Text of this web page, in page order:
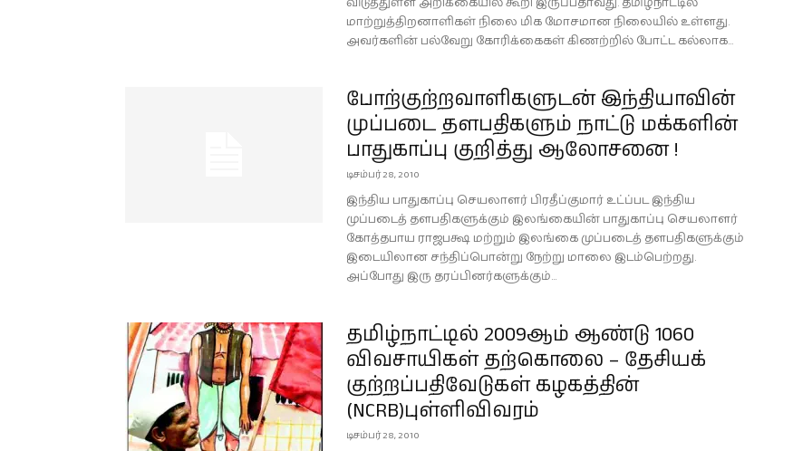
மாற்றுத்திறனாளிகள் நிலை மிக மோசமான நிலையில் உள்ளது.
அவர்களின் பல்வேறு கோரிக்கைகள் கிணற்றில் போட்ட கல்லாக...
போற்குற்றவாளிகளுடன் இந்தியாவின்
முப்படை தளபதிகளும் நாட்டு மக்களின்
பாதுகாப்பு குறித்து ஆலோசனை !
டிசம்பர் 28, 2010
இந்திய பாதுகாப்பு செயலாளர் பிரதீப்குமார் உட்ப்பட இந்திய
முப்படைத் தளபதிகளுக்கும் இலங்கையின் பாதுகாப்பு செயலாளர்
கோத்தபாய ராஜபக்ஷ மற்றும் இலங்கை முப்படைத் தளபதிகளுக்கும்
இடையிலான சந்திப்பொன்று நேற்று மாலை இடம்பெற்றது.
அப்போது இரு தரப்பினர்களுக்கும்...
தமிழ்நாட்டில் 2009ஆம் ஆண்டு 1060
விவசாயிகள் தற்கொலை – தேசியக்
குற்றப்பதிவேடுகள் கழகத்தின்
(NCRB)புள்ளிவிவரம்
டிசம்பர் 28, 2010